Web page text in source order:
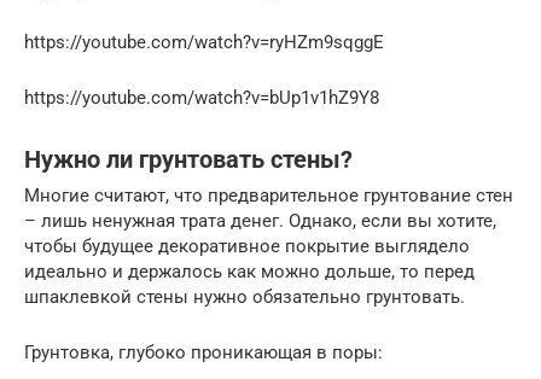
https://youtube.com/watch?v=ryHZm9sqggE
https://youtube.com/watch?v=bUp1v1hZ9Y8
Нужно ли грунтовать стены?
Многие считают, что предварительное грунтование стен
– лишь ненужная трата денег. Однако, если вы хотите,
чтобы будущее декоративное покрытие выглядело
идеально и держалось как можно дольше, то перед
шпаклевкой стены нужно обязательно грунтовать.
Грунтовка, глубоко проникающая в поры: